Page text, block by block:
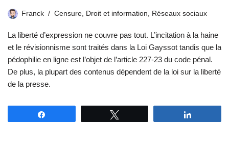
Franck Censure Droit et information Réseaux sociaux
La liberté d’expression ne couvre pas tout. L’incitation à la haine
et le révisionnisme sont traités dans la Loi Gayssot tandis que la
pédophilie en ligne est l’objet de l’article 227-23 du code pénal.
De plus, la plupart des contenus dépendent de la loi sur la liberté
de la presse.